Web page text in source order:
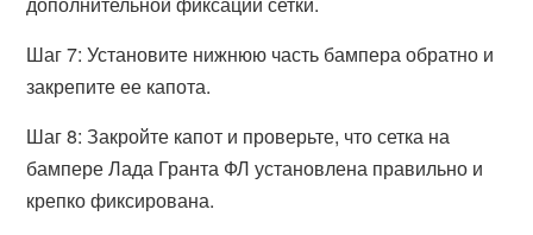
Шаг 7: Установите нижнюю часть бампера обратно и
закрепите ее капота.
Шаг 8: Закройте капот и проверьте, что сетка на
бампере Лада Гранта ФЛ установлена правильно и
крепко фиксирована.